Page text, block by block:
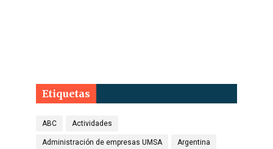
Etiquetas
ABC Actividades
Administración de empresas UMSA Argentina